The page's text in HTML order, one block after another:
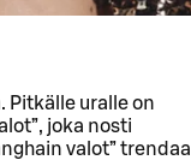
Pitkälle uralle on
joka nosti
valot” trendaa